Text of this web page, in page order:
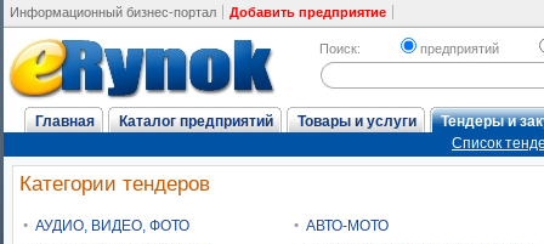
Информационный бизнес-портал Добавить предприятие
Поиск: предприятий
Главная Каталог предприятий Товары и услуги
Тендеры и
Список
Категории тендеров
АУДИО, ВИДЕО, ФОТО
АВТО-МОТО